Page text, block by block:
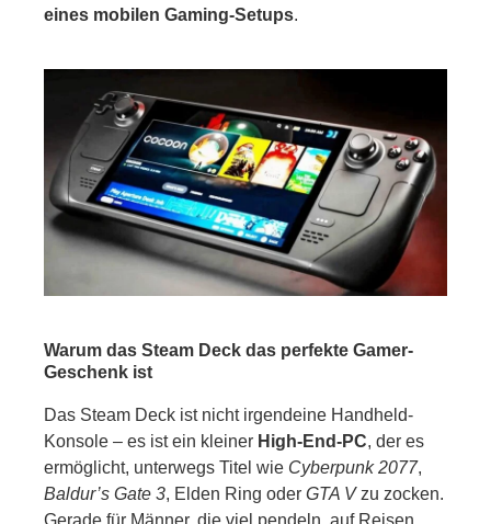
eines mobilen Gaming-Setups.
Warum das Steam Deck das perfekte Gamer-
Geschenk ist
Das Steam Deck ist nicht irgendeine Handheld-
Konsole – es ist ein kleiner High-End-PC, der es
ermöglicht, unterwegs Titel wie Cyberpunk 2077,
Baldur’s Gate 3, Elden Ring oder GTA Vzu zocken.
Gerade für Männer, die viel pendeln, auf Reisen